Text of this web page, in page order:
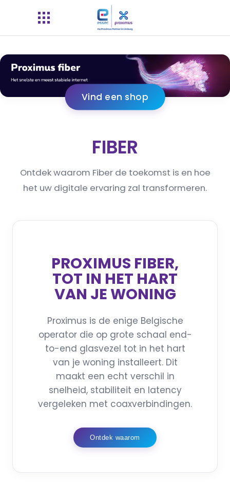
Vind een shop
FIBER
Ontdek waarom Fiber de toekomst is en hoe
het uw digitale ervaring zal transformeren.
PROXIMUS FIBER,
TOT IN HET HART
VAN JE WONING
Proximus is de enige Belgische
operator die op grote schaal end-
to-end glasvezel tot in het hart
van je woning installeert. Dit
maakt een echt verschil in
snelheid, stabiliteit en latency
vergeleken met coaxverbindingen.
Ontdek waarom